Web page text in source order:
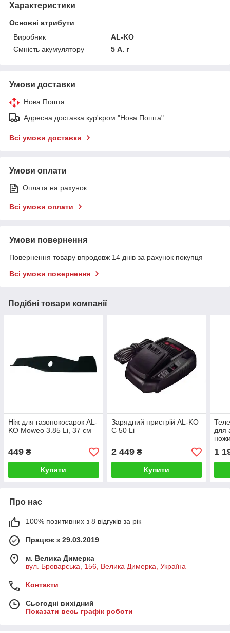
Характеристики
Основні атрибути
Виробник
AL-KO
Ємність акумулятору
5 А. г
Умови доставки
Нова Пошта
Адресна доставка кур'єром "Нова Пошта"
Всі умови доставки
Умови оплати
Оплата на рахунок
Всі умови оплати
Умови повернення
Повернення товару впродовж 14 днів за рахунок покупця
Всі умови повернення
Подібні товари компанії
Ніж для газонокосарок AL-
KO Moweo 3.85 Li, 37 см
449 ₴
Купити
Зарядний пристрій AL-KO
C 50 Li
2 449₴
Купити
для
1
Про нас
100% позитивних з 8 відгуків за рік
Працює з 29.03.2019
м. Велика Димерка
вул. Броварська, 156, Велика Димерка, Україна
Контакти
Сьогодні вихідний
Показати весь графік роботи